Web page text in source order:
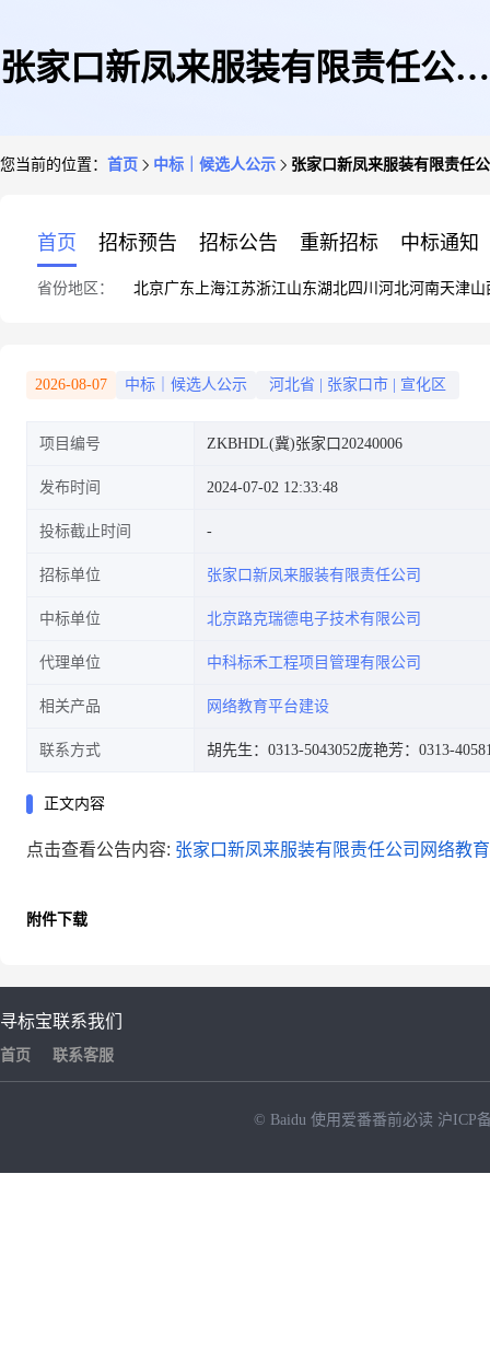
张家口新凤来服装有限责任公司
您当前的位置： 首页 中标｜候选人公示 张家口新凤来服装有限责任
首页 招标预告 招标公告 重新招标 中标通知
省份地区： 北京广东 上海江苏浙江山东湖北四川 河北河南天津山
2026-08-07 中标｜候选人公示 河北省 张家口市 宣化区
项目编号 ZKBHDL(冀)张家口20240006
发布时间 2024-07-02 12:33:48
投标截止时间
招标单位 张家口新凤来服装有限责任公司
中标单位 北京路克瑞德电子技术有限公司
代理单位 中科标禾工程项目管理有限公司
相关产品 网络教育平台建设
联系方式 胡先生：0313-5043052庞艳芳：0313-
正文内容
点击查看公告内容: 张家口新凤来服装有限责任公司网络教
附件下载
寻标宝
首页
联系我们
联系客服
© Baidu 使用爱番番前必读 沪ICP